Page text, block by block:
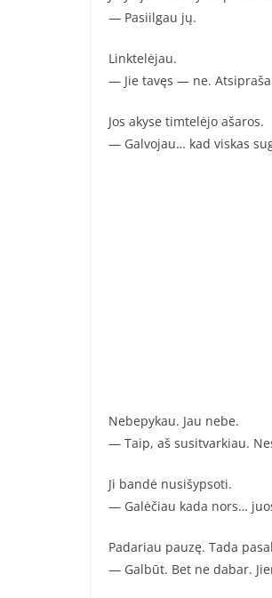
— Pasiilgau jų.
Linktelėjau.
— Jie tavęs — ne.
Jos akyse timtelėjo ašaros.
— Galvojau… kad viskas
Nebepykau. Jau nebe.
— Taip, aš susitvarkiau.
Ji bandė nusišypsoti.
— Galėčiau kada nors…
Padariau pauzę. Tada
— Galbūt. Bet ne dabar.